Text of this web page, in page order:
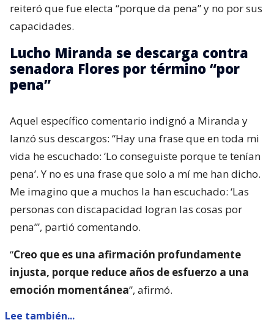
reiteró que fue electa “porque da pena” y no por sus
capacidades.
Lucho Miranda se descarga contra
senadora Flores por término “por
pena”
Aquel específico comentario indignó a Miranda y
lanzó sus descargos: “Hay una frase que en toda mi
vida he escuchado: ‘Lo conseguiste porque te tenían
pena’. Y no es una frase que solo a mí me han dicho.
Me imagino que a muchos la han escuchado: ‘Las
personas con discapacidad logran las cosas por
pena’”, partió comentando.
“Creo que es una afirmación profundamente
injusta, porque reduce años de esfuerzo a una
emoción momentánea”, afirmó.
Lee también...